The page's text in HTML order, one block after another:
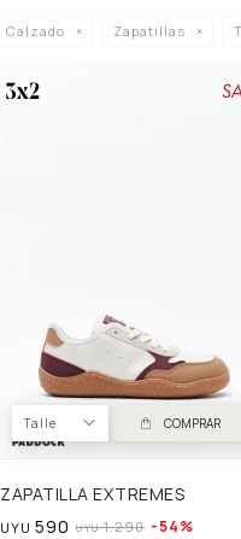
Calzado Zapatillas
Talle COMPRAR
ZAPATILLA EXTREMES
UYU 590 UYU 1.290 54